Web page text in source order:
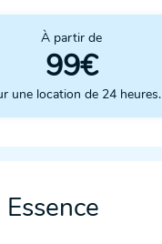
À partir de
99€
une location de 24 heures.